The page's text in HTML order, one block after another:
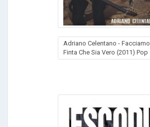
Adriano Celentano - Facciamo
Finta Che Sia Vero (2011) Pop